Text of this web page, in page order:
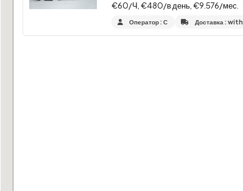
€60/Ч, €480/в день, €9.576/мес.
Оператор : С Доставка : with